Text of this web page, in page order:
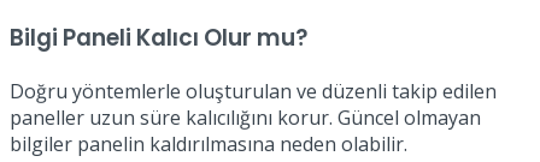
Bilgi Paneli Kalıcı Olur mu?
Doğru yöntemlerle oluşturulan ve düzenli takip edilen
paneller uzun süre kalıcılığını korur. Güncel olmayan
bilgiler panelin kaldırılmasına neden olabilir.